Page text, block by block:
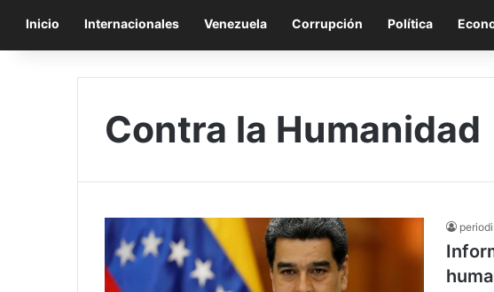
Inicio Internacionales Venezuela Corrupción Política
Contra la Humanidad